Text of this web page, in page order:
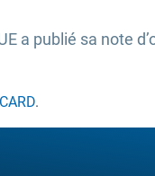
a publié sa note
.